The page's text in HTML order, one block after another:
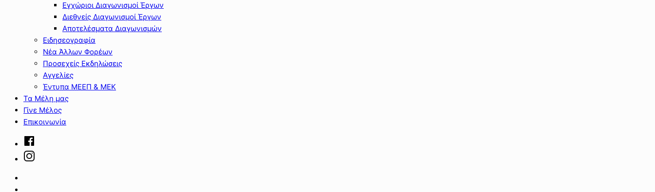
Εγχώριοι Διαγωνισμοί Έργων
Διεθνείς Διαγωνισμοί Έργων
Αποτελέσματα Διαγωνισμών
Ειδησεογραφία
Νέα Άλλων Φορέων
Προσεχείς Εκδηλώσεις
Αγγελίες
Έντυπα ΜΕΕΠ & ΜΕΚ
Τα Μέλη μας
Γίνε Μέλος
Επικοινωνία